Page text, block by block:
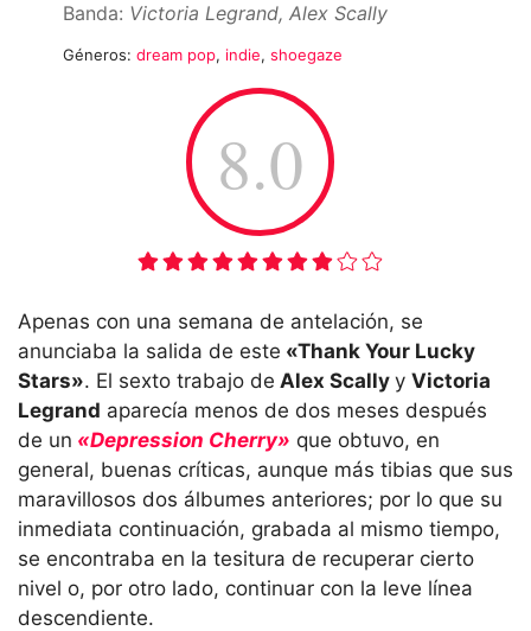
Banda: Victoria Legrand, Alex Scally
Géneros: dream pop, indie, shoegaze
8.0
Apenas con una semana de antelación, se
anunciaba la salida de este «Thank Your Lucky
Stars». El sexto trabajo de Alex Scally y Victoria
Legrand aparecía menos de dos meses después
de un «Depression Cherry» que obtuvo, en
general, buenas críticas, aunque más tibias que sus
maravillosos dos álbumes anteriores; por lo que su
inmediata continuación, grabada al mismo tiempo,
se encontraba en la tesitura de recuperar cierto
nivel o, por otro lado, continuar con la leve línea
descendiente.